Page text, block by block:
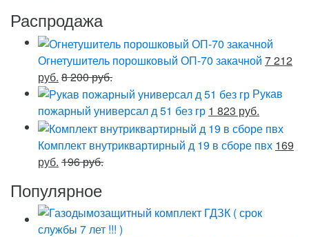
Распродажа
Огнетушитель порошковый ОП-70 закачной 7 212
руб. 8 200 руб.
Рукав
пожарный универсал д 51 без гр 1 823 руб.
Комплект внутриквартирный д 19 в сборе пвх 169
руб. 196 руб.
Популярное